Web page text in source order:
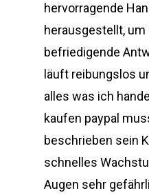
hervorragende
herausgestellt,
befriedigende
läuft reibungslos
alles was ich
kaufen paypal
beschrieben sein
schnelles
Augen sehr